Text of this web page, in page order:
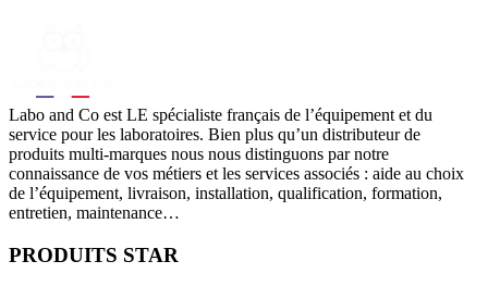
Labo and Co est LE spécialiste français de l’équipement et du
service pour les laboratoires. Bien plus qu’un distributeur de
produits multi-marques nous nous distinguons par notre
connaissance de vos métiers et les services associés : aide au choix
de l’équipement, livraison, installation, qualification, formation,
entretien, maintenance…
PRODUITS STAR